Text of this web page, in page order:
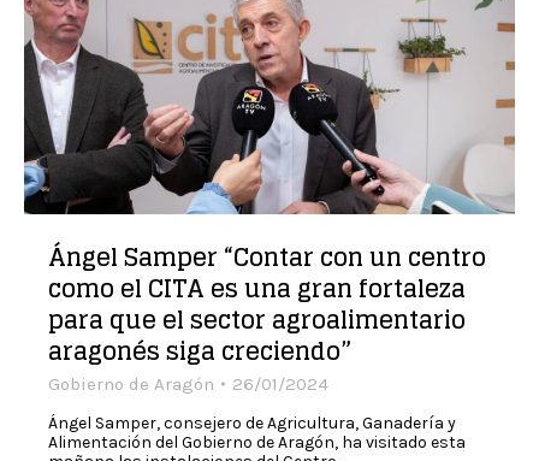
Ángel Samper “Contar con un centro
como el CITA es una gran fortaleza
para que el sector agroalimentario
aragonés siga creciendo”
Gobierno de Aragón 26/01/2024
Ángel Samper, consejero de Agricultura, Ganadería y
Alimentación del Gobierno de Aragón, ha visitado esta